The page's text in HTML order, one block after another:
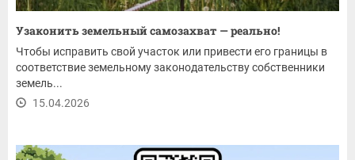
Узаконить земельный самозахват — реально!
Чтобы исправить свой участок или привести его границы в
соответствие земельному законодательству собственники
земель...
15.04.2026